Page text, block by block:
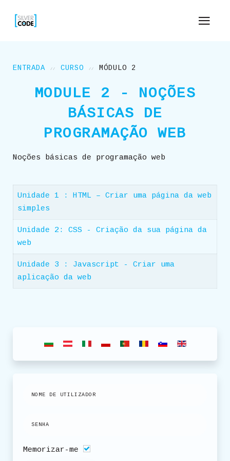
ENTRADA CURSO MÓDULO 2
MODULE 2 - NOÇÕES
BÁSICAS DE
PROGRAMAÇÃO WEB
Noções básicas de programação web
Unidade 1 : HTML – Criar uma página da web
simples
Unidade 2: CSS - Criação da sua página da
web
Unidade 3 : Javascript - Criar uma
aplicação da web
Memorizar-me